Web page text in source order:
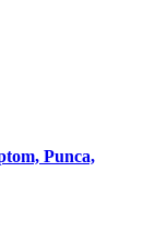
Punca,